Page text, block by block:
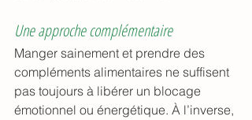
Une approche complémentaire
Manger sainement et prendre des
compléments alimentaires ne suffisent
pas toujours à libérer un blocage
émotionnel ou énergétique. À l’inverse,